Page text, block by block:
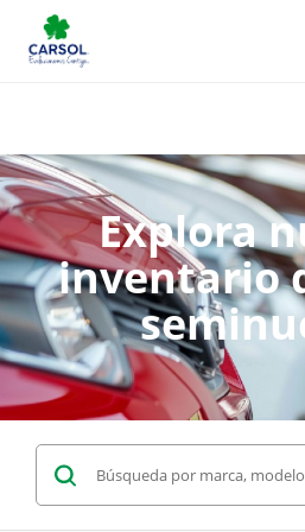
Explora
inventario